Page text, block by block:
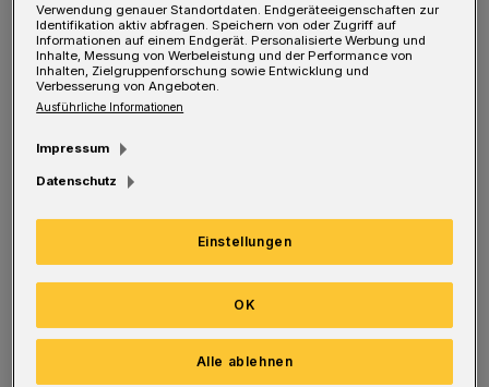
Symbolfoto.
Foto: Jochen Tack
Wegen seines schlechten
Rettungshubschrauber in eine Klinik nach
S. war am Sonntag ins Bethesda-Klinikum
eingeliefert worden, hatte sich dort aber am
Verwendung genauer Standortdaten. Endgeräteeigenschaften zur
Identifikation aktiv abfragen. Speichern von oder Zugriff auf
Informationen auf einem Endgerät. Personalisierte Werbung und
Inhalte, Messung von Werbeleistung und der Performance von
Inhalten, Zielgruppenforschung sowie Entwicklung und
Verbesserung von Angeboten.
Ausführliche Informationen
Impressum
Datenschutz
Einstellungen
Alle ablehnen
OK